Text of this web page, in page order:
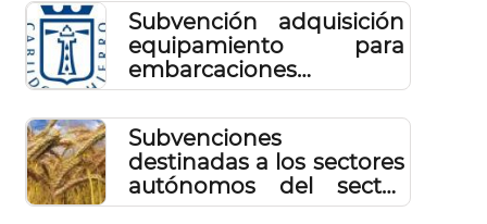
calidad elaborado en el
Hierro en 2024
Subvención adquisición
equipamiento para
embarcaciones
pescadores
profesionales 2024
Subvenciones
destinadas a los sectores
autónomos del sector
primario.